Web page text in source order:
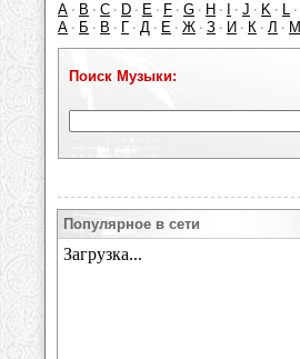
A · B · C · D · E · F · G · H · · J · K · L ·
А · Б · В · Г · Д · Е · Ж · З · И · К · Л · М
Поиск Музыки:
Популярное в сети